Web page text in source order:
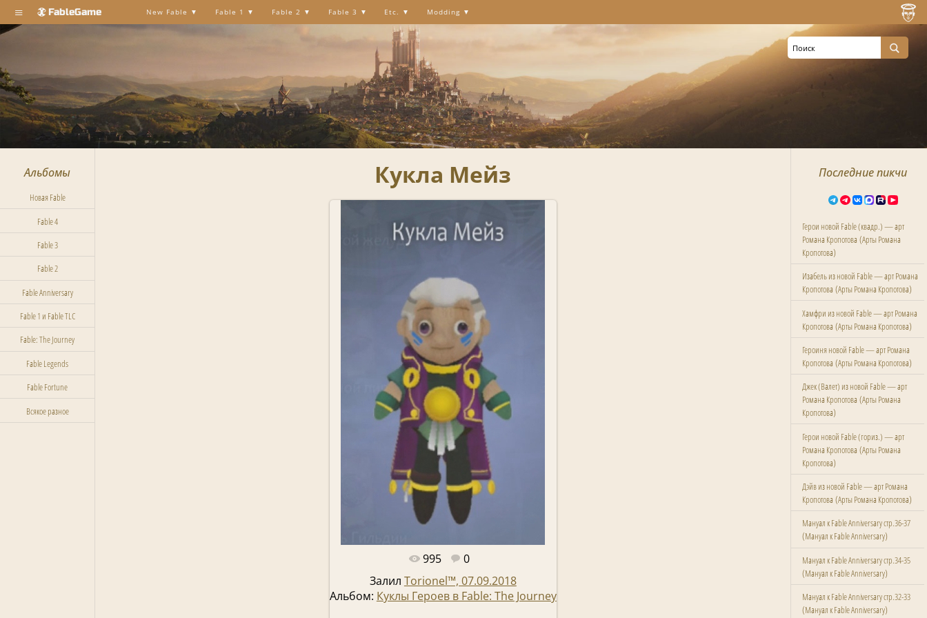
≡ FableGame New Fable Fable 1 Fable 2 Fable 3 Etc. Modding
Альбомы
Новая Fable
Fable 4
Fable 3
Fable 2
Fable Anniversary
Fable 1 и Fable TLC
Fable: The Journey
Fable Legends
Fable Fortune
Всякое разное
Кукла Мейз
Полный размер -330x557
995
0
Залил Torionel™, 07.09.2018
Альбом: Куклы Героев в Fable: The Journey
Последние пикчи
Герои новой Fable (квадр.) — арт
Романа Кропотова (Арты Романа
Кропотова)
Изабель из новой Fable — арт Романа
Кропотова (Арты Романа Кропотова)
Хамфри из новой Fable — арт Романа
Кропотова (Арты Романа Кропотова)
Героиня новой Fable — арт Романа
Кропотова (Арты Романа Кропотова)
Джек (Валет) из новой Fable — арт
Романа Кропотова (Арты Романа
Кропотова)
Герои новой Fable (гориз.) — арт
Романа Кропотова (Арты Романа
Кропотова)
Дэйв из новой Fable — арт Романа
Кропотова (Арты Романа Кропотова)
Мануал к Fable Anniversary стр.36-37
(Мануал к Fable Anniversary)
Мануал к Fable Anniversary стр.34-35
(Мануал к Fable Anniversary)
Мануал к Fable Anniversary стр.32-33
(Мануал к Fable Anniversary)